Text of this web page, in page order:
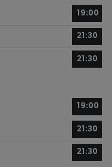
19:00
21:30
21:30
19:00
21:30
21:30